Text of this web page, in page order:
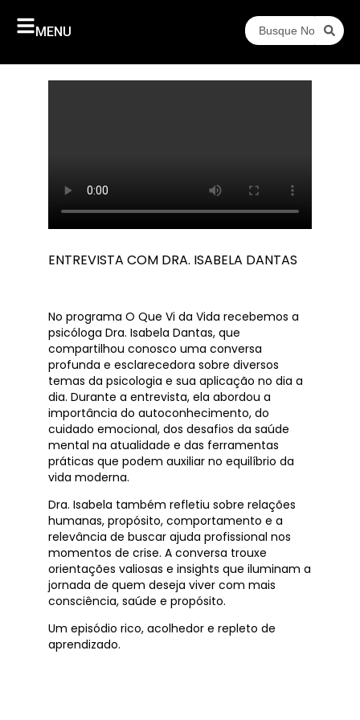
MENU
ENTREVISTA COM DRA. ISABELA DANTAS
No programa O Que Vi da Vida recebemos a
psicóloga Dra. Isabela Dantas, que
compartilhou conosco uma conversa
profunda e esclarecedora sobre diversos
temas da psicologia e sua aplicação no dia a
dia. Durante a entrevista, ela abordou a
importância do autoconhecimento, do
cuidado emocional, dos desafios da saúde
mental na atualidade e das ferramentas
práticas que podem auxiliar no equilíbrio da
vida moderna.
Dra. Isabela também refletiu sobre relações
humanas, propósito, comportamento e a
relevância de buscar ajuda profissional nos
momentos de crise. A conversa trouxe
orientações valiosas e insights que iluminam a
jornada de quem deseja viver com mais
consciência, saúde e propósito.
Um episódio rico, acolhedor e repleto de
aprendizado.